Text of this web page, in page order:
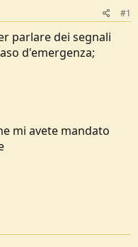
#1
parlare dei segnali
d'emergenza;
mi avete mandato